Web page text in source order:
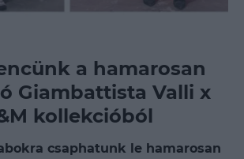
a hamarosan
Giambattista Valli x
kollekcióból
csaphatunk le hamarosan